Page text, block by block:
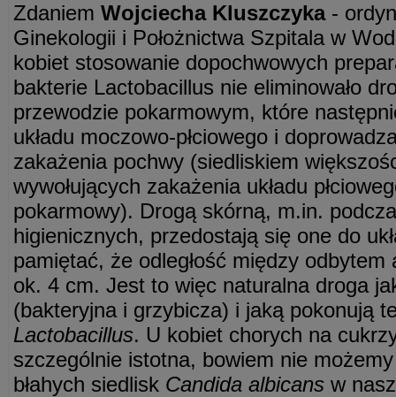
Zdaniem Wojciecha Kluszczyka-
Ginekologii i Położnictwa Szpitala w
kobiet stosowanie dopochwowych
bakterie Lactobacillus nie eliminowało
przewodzie pokarmowym, które
układu moczowo-płciowego i
zakażenia pochwy (siedliskiem
wywołujących zakażenia układu
pokarmowy). Drogą skórną, m.in.
higienicznych, przedostają się one do
pamiętać, że odległość między
ok. 4 cm. Jest to więc naturalna droga
(bakteryjna i grzybicza) i jaką pokonują
Lactobacillus. U kobiet chorych na
szczególnie istotna, bowiem nie
błahych siedlisk Candida albicans w